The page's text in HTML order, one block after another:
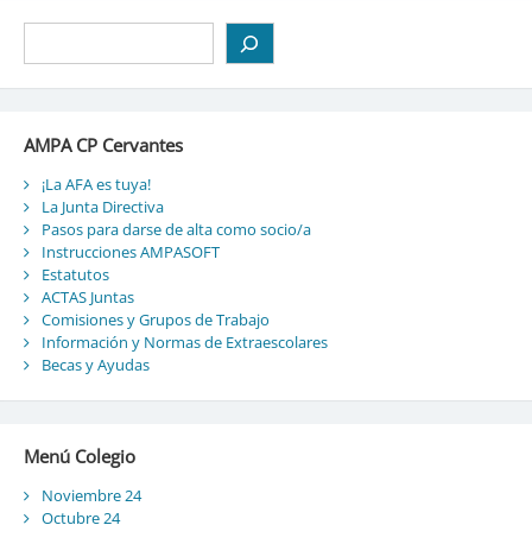
AMPA CP Cervantes
¡La AFA es tuya!
La Junta Directiva
Pasos para darse de alta como socio/a
Instrucciones AMPASOFT
Estatutos
ACTAS Juntas
Comisiones y Grupos de Trabajo
Información y Normas de Extraescolares
Becas y Ayudas
Menú Colegio
Noviembre 24
Octubre 24